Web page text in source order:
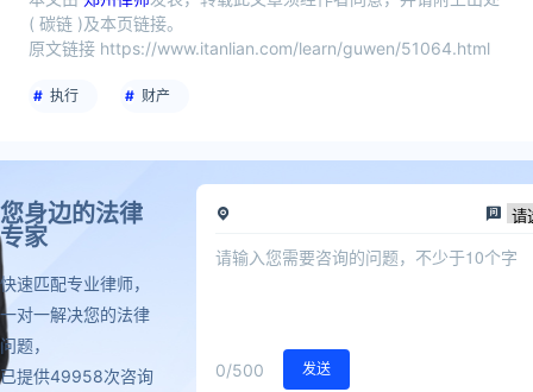
( 碳链 )及本页链接。
原文链接 https://www.itanlian.com/learn/guwen/51064.html
执行 财产
您身边的法律
专家
快速匹配专业律师，
一对一解决您的法律
问题，
已提供49958次咨询
0/500 发送